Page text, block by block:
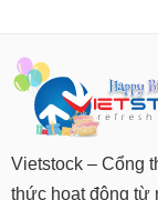
Vietstock – Cổng
thức hoạt động từ